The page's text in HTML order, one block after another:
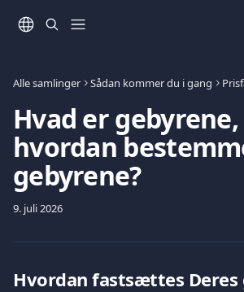
Alle samlinger Sådan kommer du i gang
Hvad er
hvordan
gebyrene?
9. juli 2026
Hvordan fastsættes Deres